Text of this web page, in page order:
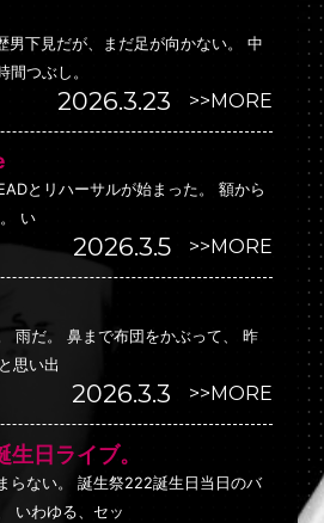
男下見だが、まだ足が向かない。 中
つぶし。
2026.3.23 >>MORE
とリハーサルが始まった。 額から
い
2026.3.5 >>MORE
雨だ。 鼻まで布団をかぶって、 昨
思い出
2026.3.3 >>MORE
日ライブ。
らない。 誕生祭222誕生日当日のバ
いわゆる、セッ